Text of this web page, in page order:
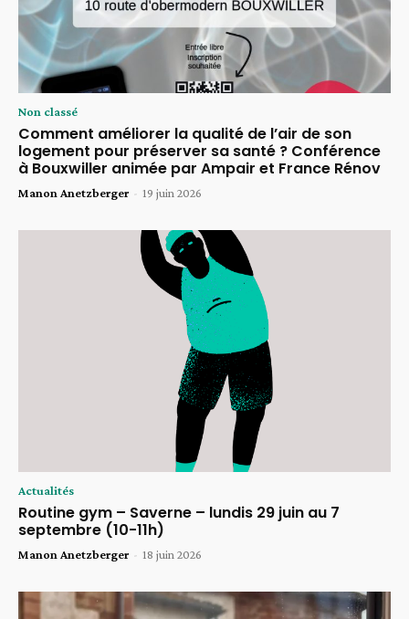
Non classé
Comment améliorer la qualité de l’air de son
logement pour préserver sa santé ? Conférence
à Bouxwiller animée par Ampair et France Rénov
Manon Anetzberger - 19 juin 2026
Actualités
Routine gym – Saverne – lundis 29 juin au 7
septembre (10-11h)
Manon Anetzberger - 18 juin 2026